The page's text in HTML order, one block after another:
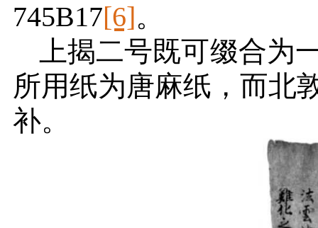
745B17[6]。
上揭二号既可缀合为
所用纸为唐麻纸，而北
补。